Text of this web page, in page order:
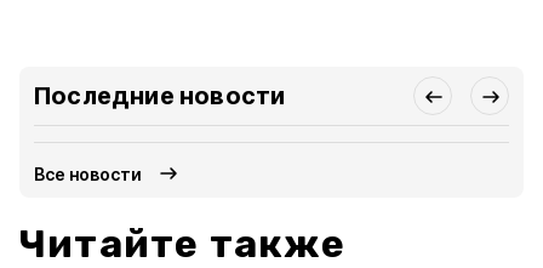
Последние новости
Все новости
Читайте также